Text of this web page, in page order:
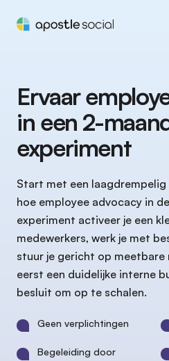
Ervaar
in een 2-
experiment
Start met een
hoe employee advocacy in
experiment activeer je een
medewerkers, werk je met
stuur je gericht op meetbare
eerst een duidelijke interne
besluit om op te schalen.
Geen verplichtingen
Begeleiding door